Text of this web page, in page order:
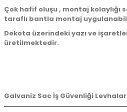
Çok hafif oluşu , montaj kolaylığı
taraflı bantla montaj
Dekota üzerindeki yazı ve
üretilmektedir.
Galvaniz Sac İş Güvenliği